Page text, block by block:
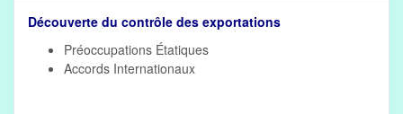
Découverte du contrôle des exportations
Préoccupations Étatiques
Accords Internationaux